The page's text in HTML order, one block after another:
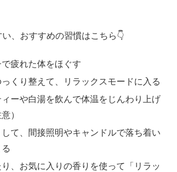
、おすすめの習慣はこちら👇
疲れた体をほぐす
くり整えて、リラックスモードに入る
ーや白湯を飲んで体温をじんわり上げ
）
て、間接照明やキャンドルで落ち着い
、お気に入りの香りを使って「リラッ